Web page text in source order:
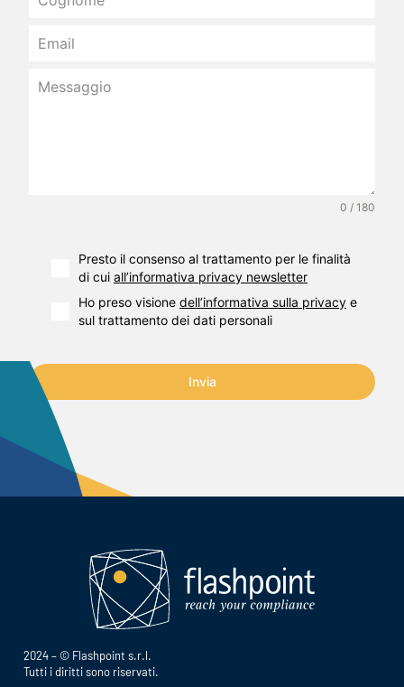
0 / 180
Presto il consenso al trattamento per le finalità
di cui all’informativa privacy newsletter
Ho preso visione dell’informativa sulla privacy e
sul trattamento dei dati personali
Invia
2024 – © Flashpoint s.r.l.
Tutti i diritti sono riservati.